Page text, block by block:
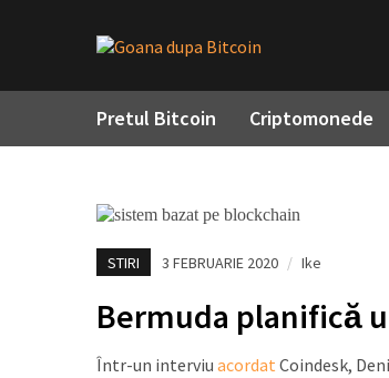
Pretul Bitcoin Criptomonede
STIRI 3 FEBRUARIE 2020 / Ike
Bermuda planifică
Într-un interviu acordat Coindesk,